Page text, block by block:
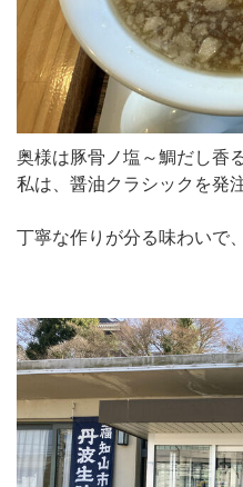
奥様は豚骨ノ塩～鯛だし香
私は、醤油クラシックを発
丁寧な作りが分る味わいで